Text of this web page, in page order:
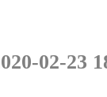
02-23